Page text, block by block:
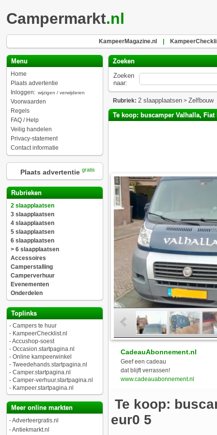
Campermarkt.nl
KampeerMagazine.nl
Menu
Home
Plaats advertentie
Inloggen: wijzigen / verwijderen
Voorwaarden
Regels
FAQ / Help
Veilig handelen
Privacy-statement
Contact informatie
Plaats advertentie gratis
Rubrieken
2 slaapplaatsen
3 slaapplaatsen
4 slaapplaatsen
5 slaapplaatsen
6 slaapplaatsen
> 6 slaapplaatsen
Accessoires
Camperstalling
Camperverhuur
Evenementen
Onderdelen
Toplinks
- Campers te huur
- KampeerChecklist.nl
-Accushop-soest
- Occasion.startpagina.nl
- Online kampeerwinkel
- Tweedehands.startpagina.nl
- Camper.startpagina.nl
- Camper-verhuur.startpagina.nl
- Kampeer.startpagina.nl
Meer online markten
-Adverteergratis.nl
-Antiekmarkt.nl
Zoeken
Zoeken
naar:
Rubriek: 2 slaapplaatsen> Zelfbouw
Te koop: buscamper Valhalla, Fiat
CadeauAbonnement.nl
Geef een cadeau
dat blijft verrassen!
www.cadeauabonnement.nl
Te koop:
eur0 5